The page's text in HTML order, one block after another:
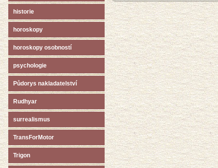
historie
horoskopy
horoskopy osobností
psychologie
Půdorys nakladatelství
Rudhyar
surrealismus
TransForMotor
Trigon